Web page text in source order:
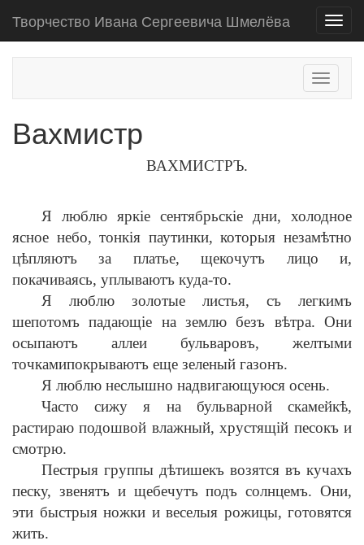
Творчество Ивана Сергеевича Шмелёва
Toggle
Вахмистр
ВАХМИСТРЪ.
Я люблю яркiе сентябрьскiе дни, холодное
ясное небо, тонкiя паутинки, которыя незамѣтно
цѣпляютъ за платье, щекочутъ лицо и,
покачиваясь, уплываютъ куда-то.
Я люблю золотые листья, съ легкимъ
шепотомъ падающiе на землю безъ вѣтра. Они
осыпаютъ аллеи бульваровъ, желтыми
точкамипокрываютъ еще зеленый газонъ.
Я люблю неслышно надвигающуюся осень.
Часто сижу я на бульварной скамейкѣ,
растираю подошвой влажный, хрустящiй песокъ и
смотрю.
Пестрыя группы дѣтишекъ возятся въ кучахъ
песку, звенятъ и щебечутъ подъ солнцемъ. Они,
эти быстрыя ножки и веселыя рожицы, готовятся
жить.